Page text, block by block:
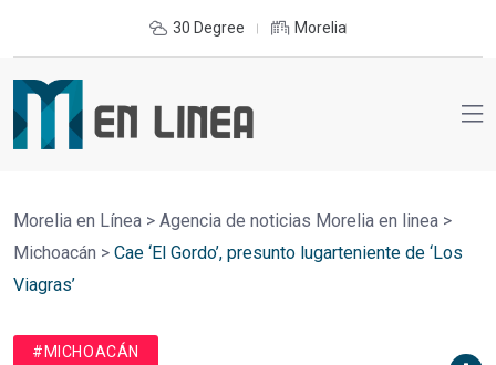
30 Degree Morelia
Morelia en Línea > Agencia de noticias Morelia en linea >
Michoacán > Cae ‘El Gordo’, presunto lugarteniente de ‘Los
Viagras’
#MICHOACÁN